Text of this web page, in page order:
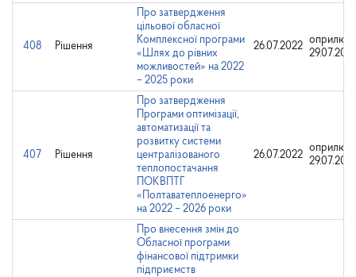
408 Рішення
Про затвердження
цільової обласної
Комплексної програми
«Шлях до рівних
можливостей» на 2022
– 2025 роки
26.07.2022
407 Рішення
Про затвердження
Програми оптимізації,
автоматизації та
розвитку системи
централізованого
теплопостачання
ПОКВПТГ
«Полтаватеплоенерго»
на 2022 – 2026 роки
26.07.2022
Про внесення змін до
Обласної програми
фінансової підтримки
підприємств